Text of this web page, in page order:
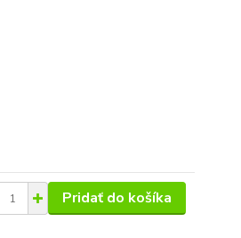
Pridať do košíka